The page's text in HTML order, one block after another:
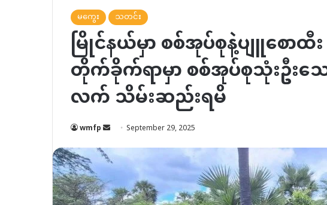
မကွေး
သတင်း
မြိုင်နယ်မှာ စစ်အုပ်စုနဲ့ပျူစောထီ
တိုက်ခိုက်ရာမှာ စစ်အုပ်စုသုံးဦး
လက် သိမ်းဆည်းရမိ
wmfp Send
email
September 29, 2025